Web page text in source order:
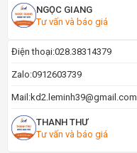
NGỌC GIANG
Tư vấn và báo giá
Điện thoại:028.38314379
Zalo:0912603739
Mail:kd2.leminh39@gmail.com
THANH THƯ
Tư vấn và báo giá